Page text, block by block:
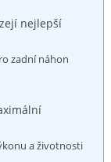
nejlepší
zadní náhon
a‍ životnosti